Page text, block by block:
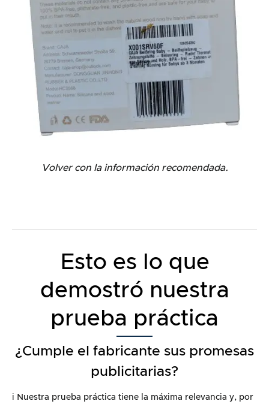
Volver con la información recomendada.
Esto es lo que
demostró nuestra
prueba práctica
¿Cumple el fabricante sus promesas
publicitarias?
ℹ️ Nuestra prueba práctica tiene la máxima relevancia y, por